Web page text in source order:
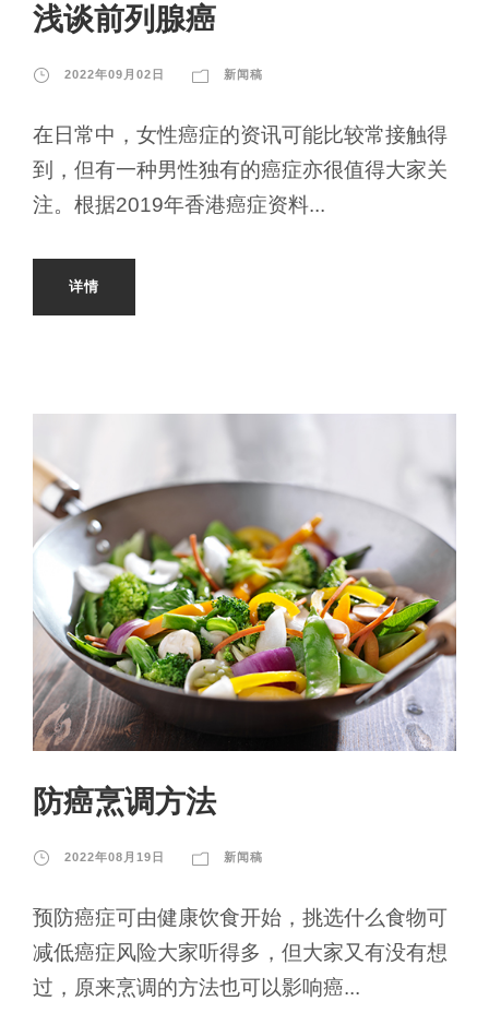
浅谈前列腺癌
2022年09月02日 新闻稿
在日常中，女性癌症的资讯可能比较常接触得
到，但有一种男性独有的癌症亦很值得大家关
注。根据2019年香港癌症资料...
详情
防癌烹调方法
2022年08月19日 新闻稿
预防癌症可由健康饮食开始，挑选什么食物可
减低癌症风险大家听得多，但大家又有没有想
过，原来烹调的方法也可以影响癌...